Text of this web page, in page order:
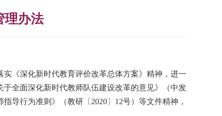
理办法
《深化新时代教育评价改革总体方案》精神，进一
全面深化新时代教师队伍建设改革的意见》（中发
导行为准则》（教研〔2020〕12号）等文件精神，